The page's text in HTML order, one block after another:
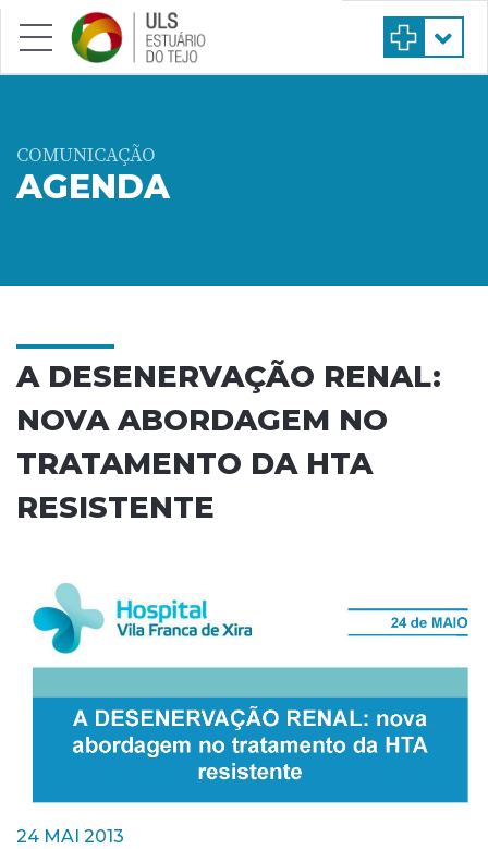
Saltar para conteúdo principal
COMUNICAÇÃO
AGENDA
A DESENERVAÇÃO RENAL:
NOVA ABORDAGEM NO
TRATAMENTO DA HTA
RESISTENTE
24 MAI 2013